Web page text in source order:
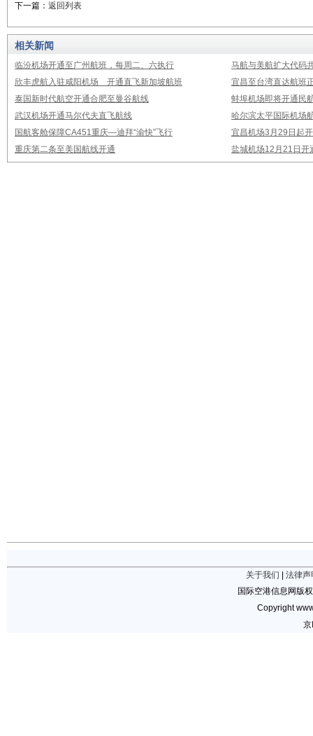
下一篇： 返回列表
相关新闻
临汾机场开通至广州航班，每周二、六执行
马航与美航扩大代码
欣丰虎航入驻咸阳机场 开通直飞新加坡航班
宜昌至台湾直达航班
泰国新时代航空开通合肥至曼谷航线
蚌埠机场即将开通民
武汉机场开通马尔代夫直飞航线
哈尔滨太平国际机场
国航客舱保障CA451重庆—迪拜“渝快”飞行
宜昌机场3月29日起
重庆第二条至美国航线开通
盐城机场12月21日开
关于我们
法律声
国际空港信息网版
Copyright